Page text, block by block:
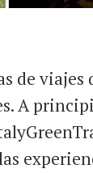
de viajes
A